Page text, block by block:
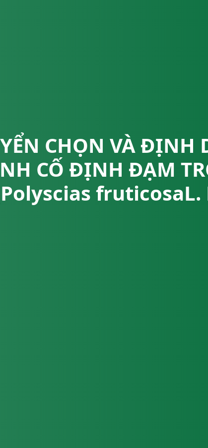
CHỌN VÀ ĐỊNH
CỐ ĐỊNH ĐẠM
fruticosaL.